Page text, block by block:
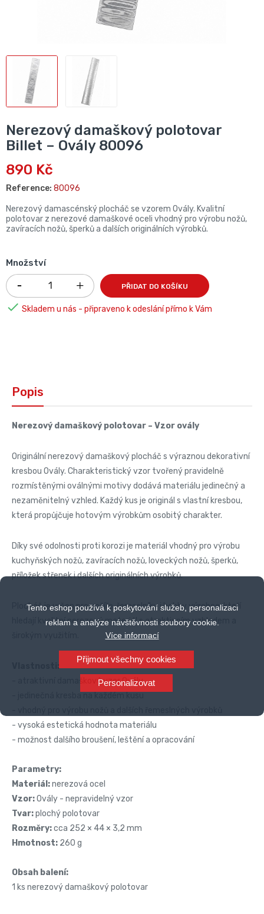
Tento eshop používá k poskytování služeb, personalizaci
reklam a analýze návštěvnosti soubory cookie.
Více informací
Přijmout všechny cookies
Personalizovat
Nerezový damaškový polotovar
Billet – Ovály 80096
890 Kč
Reference: 80096
Nerezový damascénský plocháč se vzorem Ovály. Kvalitní
polotovar z nerezové damaškové oceli vhodný pro výrobu nožů,
zavíracích nožů, šperků a dalších originálních výrobků.
Množství
PŘIDAT DO KOŠÍKU
 Skladem u nás - připraveno k odeslání přímo k Vám
Popis
Nerezový damaškový polotovar – Vzor ovály
Originální nerezový damaškový plocháč s výraznou dekorativní
kresbou Ovály. Charakteristický vzor tvořený pravidelně
rozmístěnými oválnými motivy dodává materiálu jedinečný a
nezaměnitelný vzhled. Každý kus je originál s vlastní kresbou,
která propůjčuje hotovým výrobkům osobitý charakter.
Díky své odolnosti proti korozi je materiál vhodný pro výrobu
kuchyňských nožů, zavíracích nožů, loveckých nožů, šperků,
příložek střenek i dalších originálních výrobků.
Plocháč je určen pro nožíře, řemeslníky i hobby výrobce, kteří
hledají kvalitní nerezový materiál s atraktivním vzhledem a
Vlastnosti:
- atraktivní damaškový vzor Ovály
- vysoká estetická hodnota materiálu
- možnost dalšího broušení, leštění a opracování
Parametry:
Materiál:nerezová ocel
Vzor:Ovály - nepravidelný vzor
Tvar:plochý polotovar
Rozměry:cca 252 × 44 × 3,2 mm
Hmotnost: 260 g
Obsah balení:
1 ks nerezový damaškový polotovar